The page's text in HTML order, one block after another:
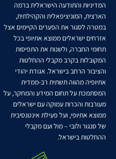
המדיניות והתודעה הישראלית ברמה
הארצית, המוניציפאלית והקהילתית,
במטרה לסגור את הפערים הקיימים אצל
אזרחים ישראלים ממוצא אתיופי בכל
תחומי החברה, ולשנות את התפיסות
המקובלות בקרב מקבלי ההחלטות
והציבור הרחב בישראל. אגודת יהודי
אתיופיה מהווה תשתית רב-ממדית
המסתמכת על תחום המידע והמחקר, על
מעורבות והכרות עמוקה עם ישראלים
ממוצא אתיופי, ועל פעילת אינטנסיבית
של סנגור ולובי – מול ועם מקבלי
ההחלטות בישראל.